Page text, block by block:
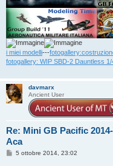
i miei modelli---
fotogallery: WIP SBD-2 Dauntless 1/
davmarx
Ancient User
Re: Mini GB Pacific
Aca
M5 ottobre 2014, 23:02